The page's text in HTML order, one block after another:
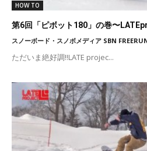
HOW TO
第6回「ピボット180」の巻〜
スノーボード・スノボメディア SBN
ただいま絶好調!!LATE projec...